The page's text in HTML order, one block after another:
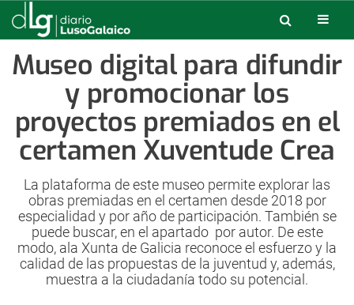
Museo digital para difundir
y promocionar los
proyectos premiados en el
certamen Xuventude Crea
La plataforma de este museo permite explorar las
obras premiadas en el certamen desde 2018 por
especialidad y por año de participación. También se
puede buscar, en el apartado por autor. De este
modo, ala Xunta de Galicia reconoce el esfuerzo y la
calidad de las propuestas de la juventud y, además,
muestra a la ciudadanía todo su potencial.